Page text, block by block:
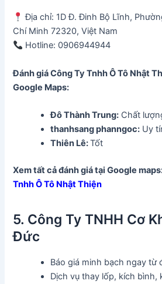
Địa chỉ: 1D Đ. Đinh Bộ Lĩnh,
Chí Minh 72320, Việt Nam
Hotline: 0906944944
Đánh giá Công Ty Tnhh Ô Tô Nhật
Google Maps:
Đô Thành Trung: Chất
thanhsang phanngoc: Uy
Thiên Lê:Tốt
Xem tất cả đánh giá tại Google
Tnhh Ô Tô Nhật Thiện
5. Công Ty TNHH Cơ
Đức
Báo giá minh bạch ngay từ
Dịch vụ thay lốp, kích bình,